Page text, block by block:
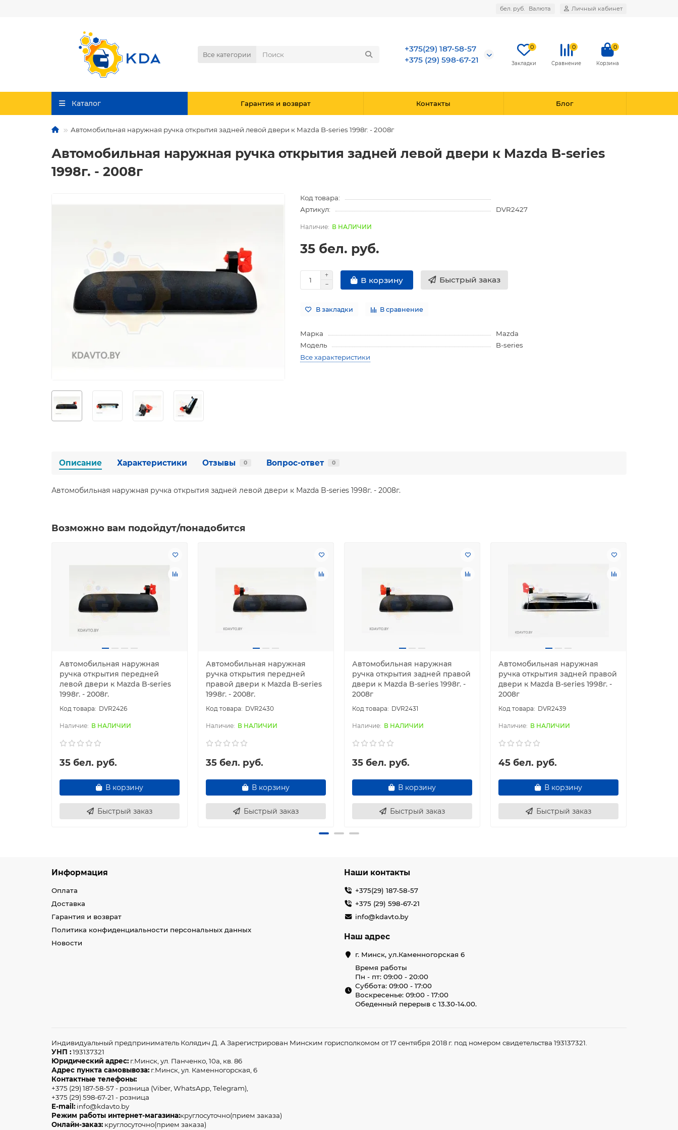
бел. руб. Валюта Личный кабинет
Все категории
+375(29) 187-58-57
+375 (29) 598-67-21
0
Закладки
0
Сравнение
0
Корзина
Каталог Гарантия и возврат Контакты Блог
Автомобильная наружная ручка открытия задней левой двери к Mazda B-series 1998г. - 2008г
Автомобильная наружная ручка открытия задней левой двери к Mazda B-series
1998г. - 2008г
Код товара:
Артикул:
DVR2427
В НАЛИЧИИ
35 бел. руб.
В корзину Быстрый заказ
В закладки В сравнение
Марка
Mazda
Модель
B-series
Все характеристики
Описание Характеристики Отзывы 0 Вопрос-ответ 0
Автомобильная наружная ручка открытия задней левой двери к Mazda B-series 1998г. - 2008г.
Возможно вам подойдут/понадобится
Автомобильная наружная
ручка открытия передней
левой двери к Mazda B-series
1998г. - 2008г.
DVR2426
В НАЛИЧИИ
35 бел. руб.
В корзину
Быстрый заказ
Автомобильная наружная
ручка открытия передней
правой двери к Mazda B-series
1998г. - 2008г.
DVR2430
В НАЛИЧИИ
35 бел. руб.
В корзину
Быстрый заказ
Автомобильная наружная
ручка открытия задней правой
двери к Mazda B-series 1998г. -
2008г
DVR2431
В НАЛИЧИИ
35 бел. руб.
В корзину
Быстрый заказ
Автомобильная наружная
ручка открытия задней правой
двери к Mazda B-series 1998г. -
2008г
DVR2439
В НАЛИЧИИ
45 бел. руб.
В корзину
Быстрый заказ
Информация
Оплата
Доставка
Гарантия и возврат
Политика конфиденциальности персональных данных
Новости
Наши контакты
+375(29) 187-58-57
+375 (29) 598-67-21
info@kdavto.by
Наш адрес
г. Минск, ул.Каменногорская 6
Время работы
Пн - пт: 09:00 - 20:00
Суббота: 09:00 - 17:00
Воскресенье: 09:00 - 17:00
Обеденный перерыв с 13.30-14.00.
Индивидуальный предприниматель Колядич Д. А Зарегистрирован Минским горисполкомом от 17 сентября 2018 г. под номером свидетельства 193137321.
УНП :193137321
Юридический адрес: г.Минск, ул. Панченко, 10а, кв. 86
Адрес пункта самовывоза: г.Минск, ул. Каменногорская, 6
Контактные телефоны:
+375 (29) 187-58-57 - розница (Viber, WhatsApp, Telegram),
+375 (29) 598-67-21 - розница
E-mail: info@kdavto.by
Режим работы интернет-магазина:круглосуточно(прием заказа)
Онлайн-заказ: круглосуточно(прием заказа)